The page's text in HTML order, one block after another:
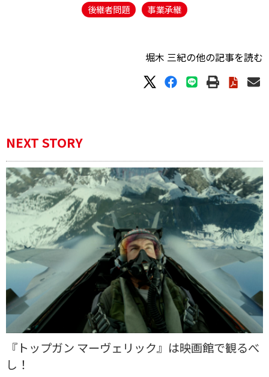
後継者問題 事業承継
堀木 三紀の他の記事を読む
NEXT STORY
『トップガン マーヴェリック』は映画館で観るべ
し！